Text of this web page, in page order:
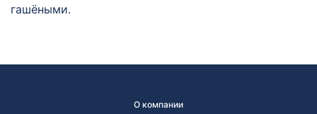
гашёными.
О компании